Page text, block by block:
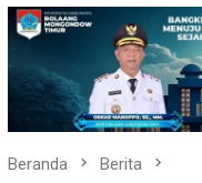
Beranda Berita